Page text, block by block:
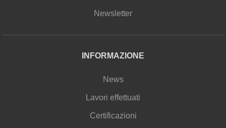
Newsletter
INFORMAZIONE
News
Lavori effettuati
Certificazioni